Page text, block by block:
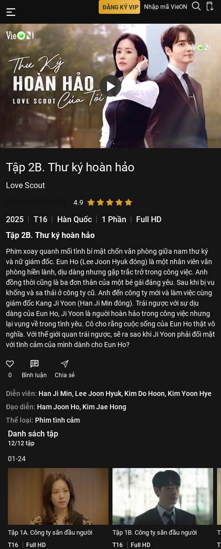
ĐĂNG KÝ VIP Nhập mã VieON
Tập 2B. Thư ký hoàn hảo
Love Scout
4.9
2025 T16 Hàn Quốc 1 Phần
Full HD
Tập 2B. Thư ký hoàn hảo
Phim xoay quanh mối tình bí mật chốn văn phòng giữa nam thư ký
và nữ giám đốc. Eun Ho (Lee Joon Hyuk đóng) là một nhân viên văn
phòng hiền lành, dịu dàng nhưng gặp trắc trở trong công việc. Anh
đồng thời cũng là ba đơn thân của một bé gái đáng yêu. Sau khi bị vu
khống và sa thải ở công ty cũ. Anh đến công ty mới và làm việc cùng
giám đốc Kang Ji Yoon (Han Ji Min đóng). Trái ngược với sự dịu
dàng của Eun Ho, Ji Yoon là nguời hoàn hảo trong công việc nhưng
lại vụng về trong tình yêu. Cô cho rằng cuộc sống của Eun Ho thật vô
nghĩa. Với thế giới quan trái ngược, sẽ ra sao khi Ji Yoon phải đối mặt
với tình cảm của mình dành cho Eun Ho?
0 Bình luận Chia sẻ
Diễn viên: Han Ji Min, Lee Joon Hyuk, Kim Do Hoon, Kim Yoon Hye
Đạo diễn: Ham Joon Ho, Kim Jae Hong
Thể loại: Phim tình cảm
Danh sách tập
12/12 tập
01-24
Tập 1A. Công ty săn đầu người
T16 Full HD
Tập 1B. Công ty săn đầu người
T16 Full HD